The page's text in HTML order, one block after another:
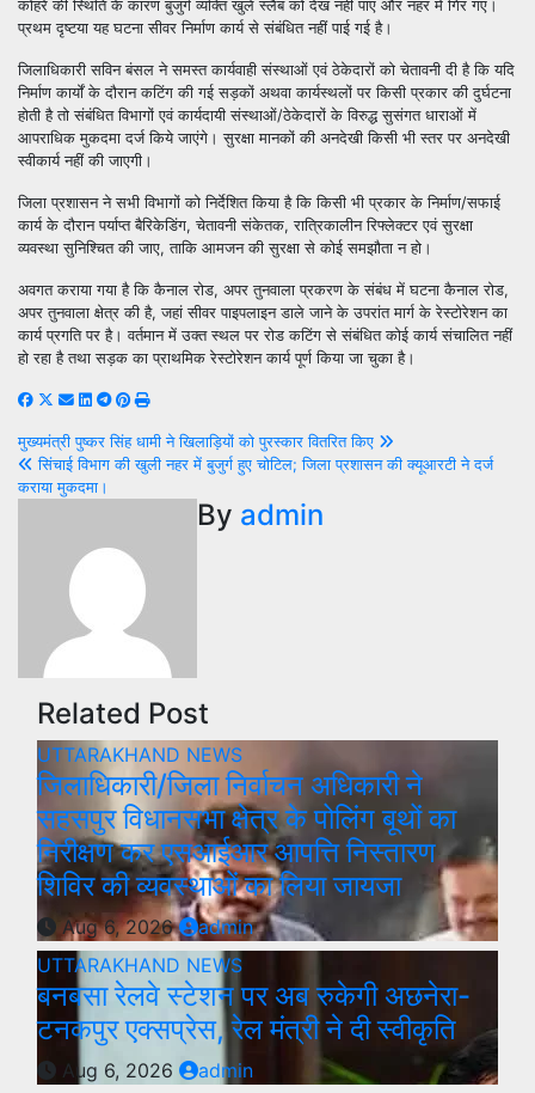
कोहरे की स्थिति के कारण बुजुर्ग व्यक्ति खुले स्लैब को देख नहीं पाए और नहर में गिर गए।
प्रथम दृष्टया यह घटना सीवर निर्माण कार्य से संबंधित नहीं पाई गई है।
जिलाधिकारी सविन बंसल ने समस्त कार्यवाही संस्थाओं एवं ठेकेदारों को चेतावनी दी है कि यदि
निर्माण कार्यों के दौरान कटिंग की गई सड़कों अथवा कार्यस्थलों पर किसी प्रकार की दुर्घटना
होती है तो संबंधित विभागों एवं कार्यदायी संस्थाओं/ठेकेदारों के विरुद्ध सुसंगत धाराओं में
आपराधिक मुकदमा दर्ज किये जाएंगे। सुरक्षा मानकों की अनदेखी किसी भी स्तर पर अनदेखी
स्वीकार्य नहीं की जाएगी।
जिला प्रशासन ने सभी विभागों को निर्देशित किया है कि किसी भी प्रकार के निर्माण/सफाई
कार्य के दौरान पर्याप्त बैरिकेडिंग, चेतावनी संकेतक, रात्रिकालीन रिफ्लेक्टर एवं सुरक्षा
व्यवस्था सुनिश्चित की जाए, ताकि आमजन की सुरक्षा से कोई समझौता न हो।
अवगत कराया गया है कि कैनाल रोड, अपर तुनवाला प्रकरण के संबंध में घटना कैनाल रोड,
अपर तुनवाला क्षेत्र की है, जहां सीवर पाइपलाइन डाले जाने के उपरांत मार्ग के रेस्टोरेशन का
कार्य प्रगति पर है। वर्तमान में उक्त स्थल पर रोड कटिंग से संबंधित कोई कार्य संचालित नहीं
हो रहा है तथा सड़क का प्राथमिक रेस्टोरेशन कार्य पूर्ण किया जा चुका है।
Post
navigation
मुख्यमंत्री पुष्कर सिंह धामी ने खिलाड़ियों को पुरस्कार वितरित किए
सिंचाई विभाग की खुली नहर में बुजुर्ग हुए चोटिल; जिला प्रशासन की क्यूआरटी ने दर्ज
कराया मुकदमा।
By admin
Related Post
UTTARAKHAND NEWS
जिलाधिकारी/जिला निर्वाचन अधिकारी ने
सहसपुर विधानसभा क्षेत्र के पोलिंग बूथों का
निरीक्षण कर एसआईआर आपत्ति निस्तारण
शिविर की व्यवस्थाओं का लिया जायजा
Aug 6, 2026
admin
UTTARAKHAND NEWS
बनबसा रेलवे स्टेशन पर अब रुकेगी अछनेरा-
टनकपुर एक्सप्रेस, रेल मंत्री ने दी स्वीकृति
Aug 6, 2026
admin